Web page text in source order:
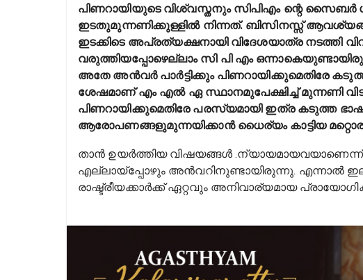
പിണറായിയുടെ വിശ്വസ്തനും സിപിഎം ന്റെ
ഇടതുമുന്നണിക്കുള്ളിൽ നിന്നത്. ബിസിനസ്സ്
ഇടക്കിടെ അപ്രത്യക്ഷനായി വിദേശയാത്ര നടത്തി
വരുത്തിയപ്പോഴെല്ലാം സി പി എം
അതേ അൻവർ പാർട്ടിക്കും പിണറായിക്കുമെതിരേ
ശേഷമാണ് എം എൽ ഏ സ്ഥാനമുപേക്ഷിച്ച് മുന്നണി
പിണറായിക്കുമെതിരേ പരസ്യമായി ഇത്ര കടുത്ത
ആരോപണങ്ങളുമുന്നയിക്കാൻ ധൈര്യം കാട്ടിയ
താൻ ഉയർത്തിയ വിഷയങ്ങൾ .ന്യായമായവയാണെന്ന്
എല്ലായ്പ്പോഴും അൻവറിനുണ്ടായിരുന്നു. എന്നാൽ
രാഷ്ട്രീയക്കാർക്ക് ഏറ്റവും അനിവാര്യമായ